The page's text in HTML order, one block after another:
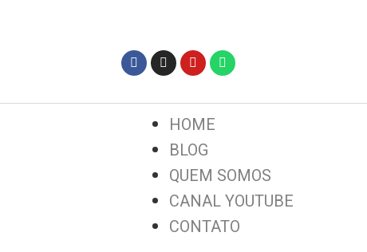
HOME
BLOG
QUEM SOMOS
CANAL YOUTUBE
CONTATO